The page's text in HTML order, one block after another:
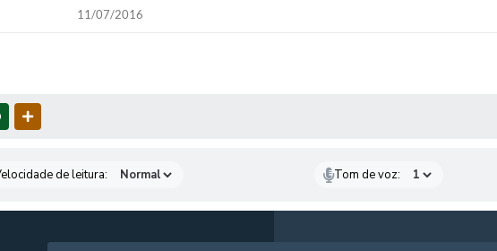
11/07/2016
WHATSAPP
de leitura: Tom de voz: